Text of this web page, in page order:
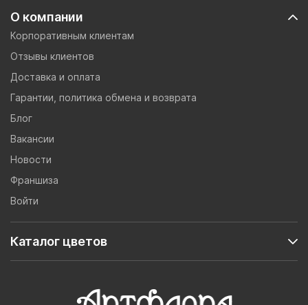
О компании
Корпоративным клиентам
Отзывы клиентов
Доставка и оплата
Гарантии, политика обмена и возврата
Блог
Вакансии
Новости
Франшиза
Войти
Каталог цветов